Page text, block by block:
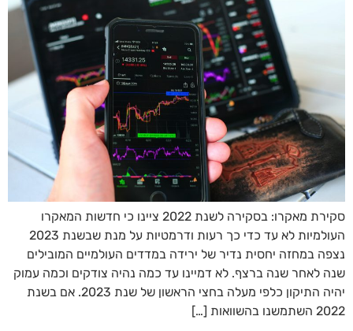
סקירת מאקרו: בסקירה לשנת 2022 ציינו כי חדשות המאקרו
העולמיות לא עד כדי כך רעות ודרמטיות על מנת שבשנת 2023
נצפה במחזה יחסית נדיר של ירידה במדדים העולמיים המובילים
שנה לאחר שנה ברצף. לא דמיינו עד כמה נהיה צודקים וכמה עמוק
יהיה התיקון כלפי מעלה בחצי הראשון של שנת 2023. אם בשנת
2022 השתמשנו בהשוואות […]